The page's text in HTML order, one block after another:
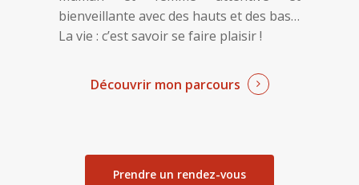
bienveillante avec des hauts et des bas…
La vie : c’est savoir se faire plaisir !
Découvrir mon parcours
Prendre un rendez-vous